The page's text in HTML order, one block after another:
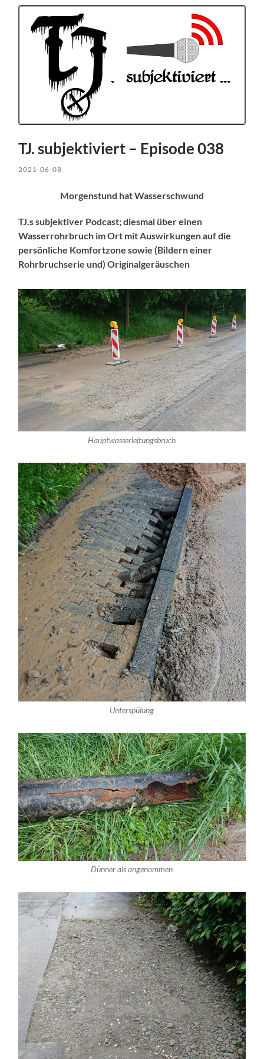
TJ. subjektiviert – Episode 038
2021-06-08
Morgenstund hat Wasserschwund
TJ.s subjektiver Podcast; diesmal über einen
Wasserrohrbruch im Ort mit Auswirkungen auf die
persönliche Komfortzone sowie (Bildern einer
Rohrbruchserie und) Originalgeräuschen
Hauptwasserleitungsbruch
Unterspülung
Dünner als angenommen